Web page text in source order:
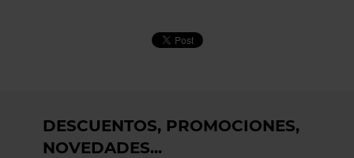
DESCUENTOS, PROMOCIONES,
NOVEDADES...